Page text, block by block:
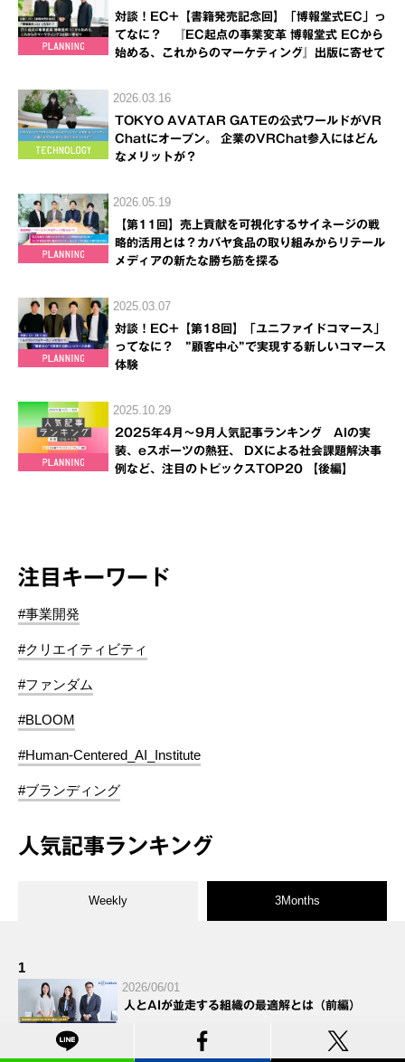
対談！EC+【書籍発売記念回】「博報堂式EC」っ
てなに？ 『EC起点の事業変革 博報堂式 ECから
始める、これからのマーケティング』出版に寄せて
2026.03.16
TOKYO AVATAR GATEの公式ワールドがVR
Chatにオープン。 企業のVRChat参入にはどん
なメリットが？
2026.05.19
【第11回】売上貢献を可視化するサイネージの戦
略的活用とは？カバヤ食品の取り組みからリテール
メディアの新たな勝ち筋を探る
2025.03.07
対談！EC+【第18回】「ユニファイドコマース」
ってなに？ ”顧客中心”で実現する新しいコマース
体験
2025.10.29
2025年4月～9月人気記事ランキング AIの実
装、eスポーツの熱狂、 DXによる社会課題解決事
例など、注目のトピックスTOP20 【後編】
注目キーワード
#事業開発
#クリエイティビティ
#ファンダム
#BLOOM
#Human-Centered_AI_Institute
#ブランディング
人気記事ランキング
Weekly 3Months
1
2026/06/01
人とAIが並走する組織の最適解とは（前編）